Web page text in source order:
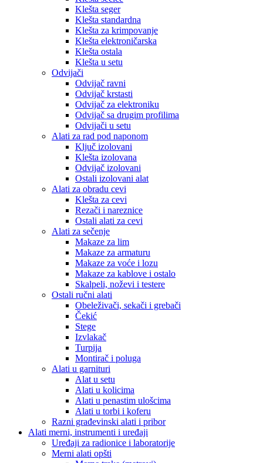
Klešta seger
Klešta standardna
Klešta za krimpovanje
Klešta elektroničarska
Klešta ostala
Klešta u setu
Odvijači
Odvijač ravni
Odvijač krstasti
Odvijač za elektroniku
Odvijač sa drugim profilima
Odvijači u setu
Alati za rad pod naponom
Ključ izolovani
Klešta izolovana
Odvijač izolovani
Ostali izolovani alat
Alati za obradu cevi
Klešta za cevi
Rezači i nareznice
Ostali alati za cevi
Alati za sečenje
Makaze za lim
Makaze za armaturu
Makaze za voće i lozu
Makaze za kablove i ostalo
Skalpeli, noževi i testere
Ostali ručni alati
Obeleživači, sekači i grebači
Čekić
Stege
Izvlakač
Turpija
Montirač i poluga
Alati u garnituri
Alat u setu
Alati u kolicima
Alati u penastim ulošcima
Alati u torbi i koferu
Razni građevinski alati i pribor
Alati merni, instrumenti i uređaji
Uređaji za radionice i laboratorije
Merni alati opšti